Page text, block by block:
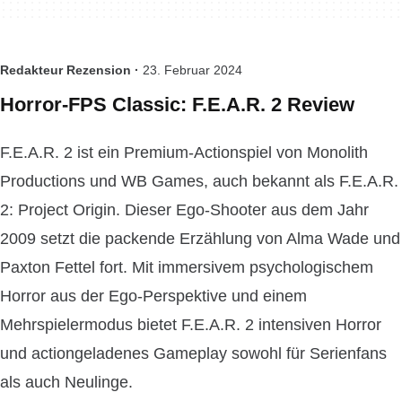
Redakteur Rezension · 23. Februar 2024
Horror-FPS Classic: F.E.A.R. 2 Review
F.E.A.R. 2 ist ein Premium-Actionspiel von Monolith
Productions und WB Games, auch bekannt als F.E.A.R.
2: Project Origin. Dieser Ego-Shooter aus dem Jahr
2009 setzt die packende Erzählung von Alma Wade und
Paxton Fettel fort. Mit immersivem psychologischem
Horror aus der Ego-Perspektive und einem
Mehrspielermodus bietet F.E.A.R. 2 intensiven Horror
und actiongeladenes Gameplay sowohl für Serienfans
als auch Neulinge.